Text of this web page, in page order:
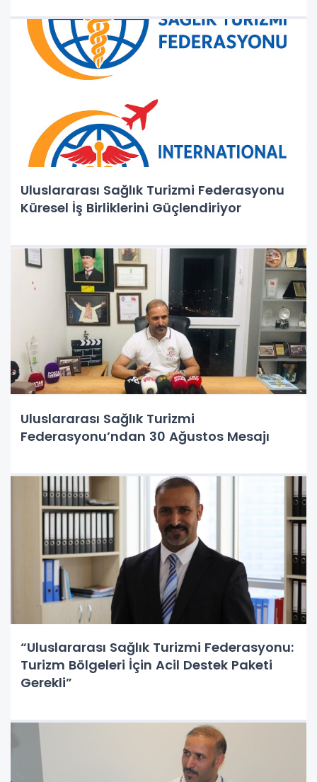
Uluslararası Sağlık Turizmi Federasyonu
Küresel İş Birliklerini Güçlendiriyor
Uluslararası Sağlık Turizmi
Federasyonu’ndan 30 Ağustos Mesajı
“Uluslararası Sağlık Turizmi Federasyonu:
Turizm Bölgeleri İçin Acil Destek Paketi
Gerekli”